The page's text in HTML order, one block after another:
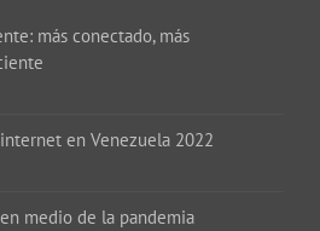
más conectado, más
en Venezuela 2022
medio de la pandemia